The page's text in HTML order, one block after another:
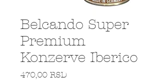
Belcando Super
Premium
Konzerve Iberico
470,00 RSDPrecio